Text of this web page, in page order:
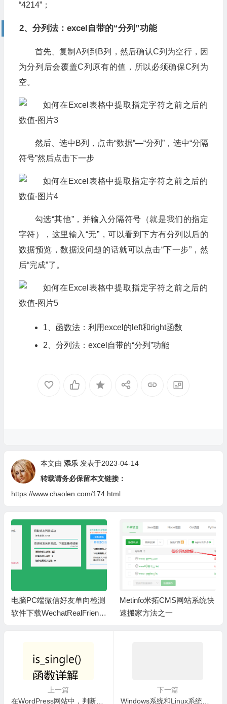
“4214”；
2、分列法：excel自带的“分列”功能
首先、复制A列到B列，然后确认C列为空行，因
为分列后会覆盖C列原有的值，所以必须确保C列为
空。
然后、选中B列，点击“数据”—“分列”，选中“分隔
符号”然后点击下一步
勾选“其他”，并输入分隔符号（就是我们的指定
字符），这里输入“无”，可以看到下方有分列以后的
数据预览，数据没问题的话就可以点击“下一步”，然
后“完成”了。
1、函数法：利用excel的left和right函数
2、分列法：excel自带的“分列”功能
本文由 添乐 发表于2023-04-14
转载请务必保留本文链接：
https://www.chaolen.com/174.html
电脑PC端微信好友单向检测
软件下载WechatRealFriends
Metinfo米拓CMS网站系统快
速搬家方法之一
上一篇
在WordPress网站中，判断文章类型is_single()函数的使用方法
下一篇
Windows系统和Linux系统，如何刷新本地网卡DNS缓存命令